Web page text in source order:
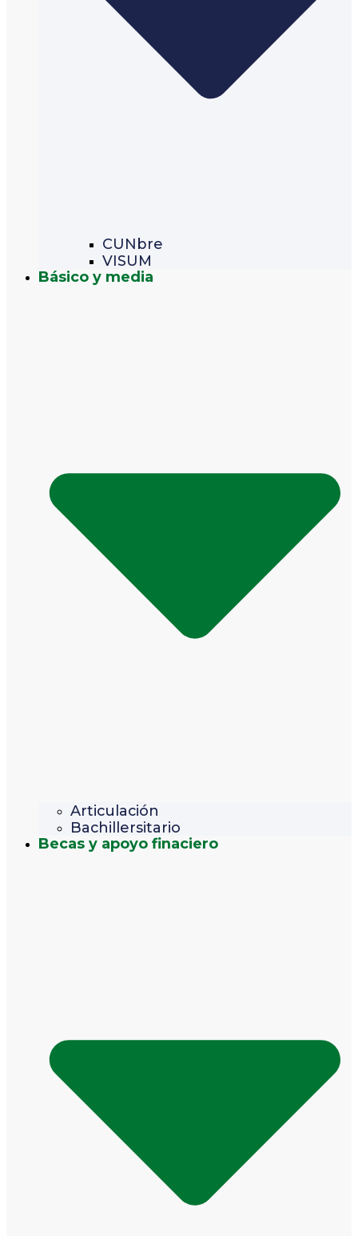
CUNbre
VISUM
Básico y media
Articulación
Bachillersitario
Becas y apoyo finaciero